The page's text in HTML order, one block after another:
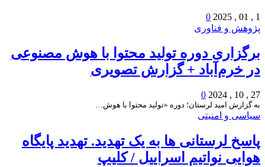
1 , 01 , 2025
0
پژوهش و فناوری
برگزاری دوره تولید محتوا با هوش مصنوعی
در خرم‌آباد + گزارش تصویری
27 , 10 , 2024
0
به گزارش امید لرستان؛ دوره «تولید محتوا با هوش…
سیاسی و امنیتی
پاسخ لرستانی ها به یک تهدید. تهدید پایگاه
هوایی نواتیم اسراییل / کلیپ